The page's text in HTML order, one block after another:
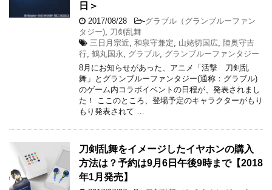
日＞
2017/08/28 -グラブル（グランブルーファン
タジー), 刀剣乱舞
三日月宗近, 和泉守兼定, 山姥切国広, 陸奥守吉
行, 鶴丸国永, グラブル, グランブルーファンタジー
8月にお知らせがあった、アニメ「活撃 刀剣乱
舞」とグランブルーファンタジー(通称：グラブル)
のゲーム内コラボイベントの日程が、発表されまし
た！ ここのところ、登場予定のキャラクターがもり
もり発表されて …
刀剣乱舞をイメージしたイヤホンの購入
方法は？予約は9月6日午後9時まで【2018
年1月発売】